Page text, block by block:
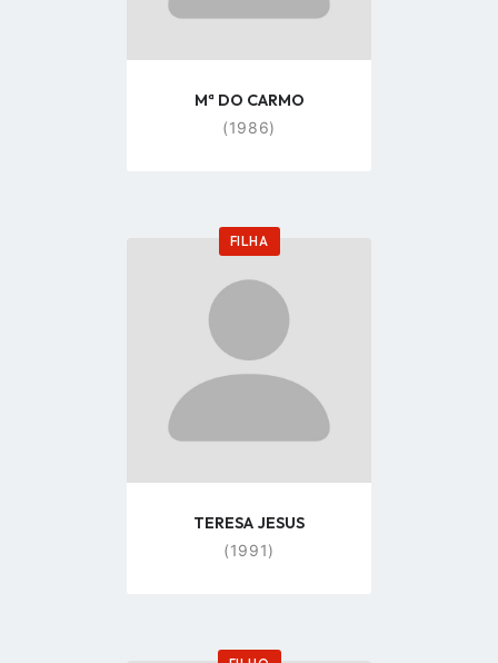
Mª DO CARMO
(1986)
FILHA
Go
profile
page
TERESA JESUS
(1991)